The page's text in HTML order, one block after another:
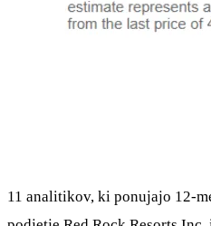
11 analitikov, ki ponujajo 12-